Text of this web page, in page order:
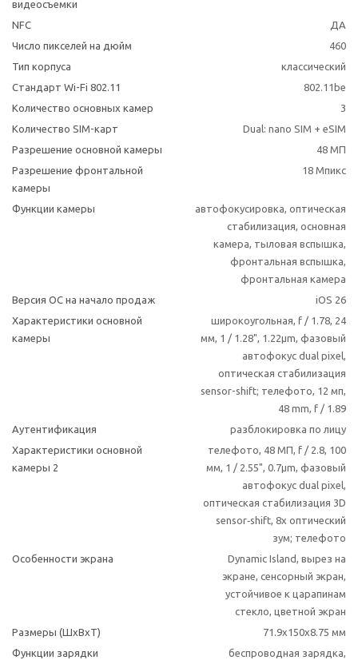
видеосъемки
NFC
ДА
Число пикселей на дюйм
460
Тип корпуса
классический
Стандарт Wi-Fi 802.11
802.11be
Количество основных камер
3
Количество SIM-карт
Dual: nano SIM + eSIM
Разрешение основной камеры
48 МП
Разрешение фронтальной
камеры
18 Мпикс
Функции камеры
автофокусировка, оптическая
стабилизация, основная
камера, тыловая вспышка,
фронтальная вспышка,
фронтальная камера
Версия ОС на начало продаж
iOS 26
Характеристики основной
камеры
широкоугольная, f / 1.78, 24
мм, 1 / 1.28", 1.22µm, фазовый
автофокус dual pixel,
оптическая стабилизация
sensor-shift; телефото, 12 мп,
48 mm, f / 1.89
Аутентификация
разблокировка по лицу
Характеристики основной
камеры 2
телефото, 48 МП, f / 2.8, 100
мм, 1 / 2.55", 0.7µm, фазовый
автофокус dual pixel,
оптическая стабилизация 3D
sensor‑shift, 8x оптический
зум; телефото
Особенности экрана
Dynamic Island, вырез на
экране, сенсорный экран,
устойчивое к царапинам
стекло, цветной экран
Размеры (ШxВxТ)
71.9x150x8.75 мм
Функции зарядки
беспроводная зарядка,